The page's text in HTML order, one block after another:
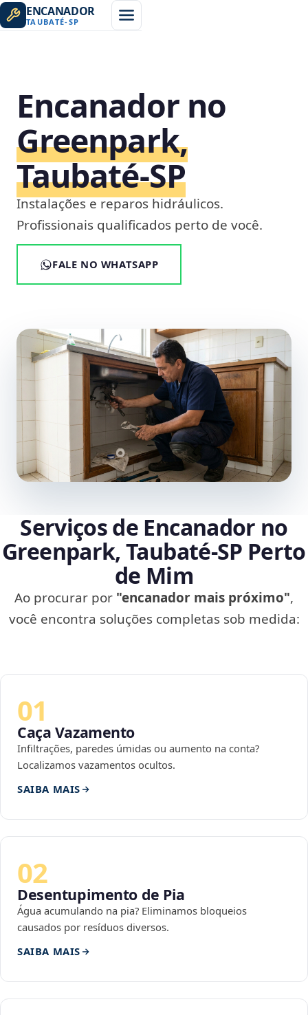
ENCANADOR
TAUBATÉ-SP
Encanador no
Greenpark,
Taubaté‑SP
Instalações e reparos hidráulicos.
Profissionais qualificados perto de você.
FALE NO WHATSAPP
Serviços de Encanador no
Greenpark, Taubaté‑SP Perto
de Mim
Ao procurar por "encanador mais próximo",
você encontra soluções completas sob medida:
01
Caça Vazamento
Infiltrações, paredes úmidas ou aumento na conta?
Localizamos vazamentos ocultos.
SAIBA MAIS
02
Desentupimento de Pia
Água acumulando na pia? Eliminamos bloqueios
causados por resíduos diversos.
SAIBA MAIS